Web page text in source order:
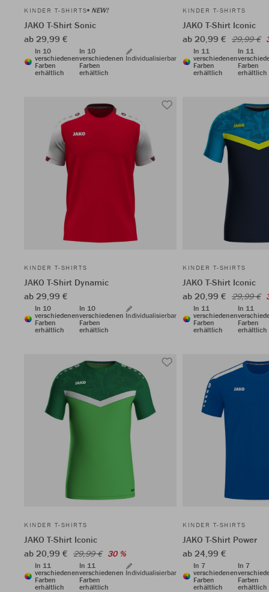
KINDER T-SHIRTS NEW!
JAKO T-Shirt Sonic
ab 29,99 €
In 10
verschiedenen
Farben
erhältlich
In 10
verschiedenen
Farben
erhältlich
Individualisierbar
KINDER T-SHIRTS
JAKO T-Shirt Iconic
ab 20,99 € 29,99 €
In 11
verschiedenen
Farben
erhältlich
In 11
Farben
erhältlich
KINDER T-SHIRTS
JAKO T-Shirt Dynamic
ab 29,99 €
In 10
verschiedenen
Farben
erhältlich
In 10
verschiedenen
Farben
erhältlich
Individualisierbar
KINDER T-SHIRTS
JAKO T-Shirt Iconic
ab 20,99 € 29,99 €
In 11
verschiedenen
Farben
erhältlich
In 11
Farben
erhältlich
KINDER T-SHIRTS
JAKO T-Shirt Iconic
ab 20,99 € 29,99 € 30 %
In 11
verschiedenen
Farben
erhältlich
In 11
verschiedenen
Farben
erhältlich
Individualisierbar
KINDER T-SHIRTS
JAKO T-Shirt Power
ab 24,99 €
In 7
verschiedenen
Farben
erhältlich
In 7
Farben
erhältlich